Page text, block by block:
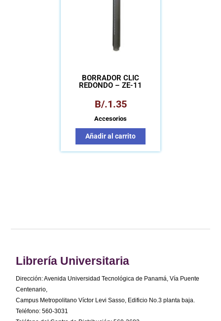
BORRADOR CLIC
REDONDO – ZE-11
B/.1.35
Accesorios
Añadir al carrito
Librería Universitaria
Dirección: Avenida Universidad Tecnológica de Panamá, Vía Puente
Centenario,
Campus Metropolitano Víctor Levi Sasso, Edificio No.3 planta baja.
Teléfono: 560-3031